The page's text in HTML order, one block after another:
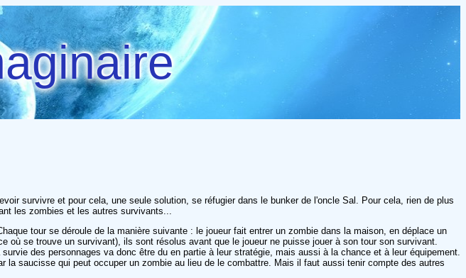
survivre et pour cela, une seule solution, se réfugier dans le bunker de l'oncle Sal. Pour cela, rien de plus
les zombies et les autres survivants...
tour se déroule de la manière suivante : le joueur fait entrer un zombie dans la maison, en déplace un
se trouve un survivant), ils sont résolus avant que le joueur ne puisse jouer à son tour son survivant.
des personnages va donc être du en partie à leur stratégie, mais aussi à la chance et à leur équipement.
la saucisse qui peut occuper un zombie au lieu de le combattre. Mais il faut aussi tenir compte des autres